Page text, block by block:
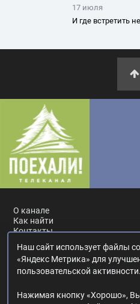
17 июля
И где встретить
О канале
Как найти
Контакты
Россия, Москва, ул. Ак. Королёва,
Наш сайт использует файлы
«Яндекс Метрика» для
пользовательской активности.
Нажимая кнопку «Хорошо»,